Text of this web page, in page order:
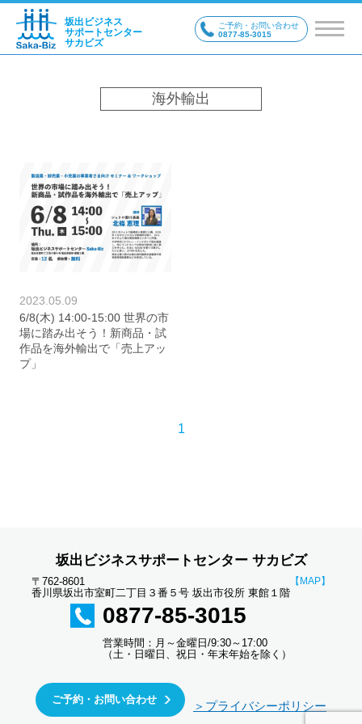
坂出ビジネス
サポートセンター
サカビズ
ご予約・お問い合わせ
0877-85-3015
海外輸出
2023.05.09
6/8(木) 14:00-15:00 世界の市
場に踏み出そう！新商品・試
作品を海外輸出で「売上アッ
プ」
1
坂出ビジネスサポートセンター サカビズ
〒762-8601
香川県坂出市室町二丁目３番５号 坂出市役所 東館１階
【MAP】
0877-85-3015
営業時間：月～金曜日/9:30～17:00
（土・日曜日、祝日・年末年始を除く）
ご予約・お問い合わせ ＞プライバシーポリシー